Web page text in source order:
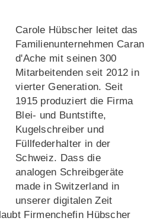
Carole Hübscher leitet das
Familienunternehmen Caran
d'Ache mit seinen 300
Mitarbeitenden seit 2012 in
vierter Generation. Seit
1915 produziert die Firma
Blei- und Buntstifte,
Kugelschreiber und
Füllfederhalter in der
Schweiz. Dass die
analogen Schreibgeräte
made in Switzerland in
unserer digitalen Zeit
Firmenchefin Hübscher